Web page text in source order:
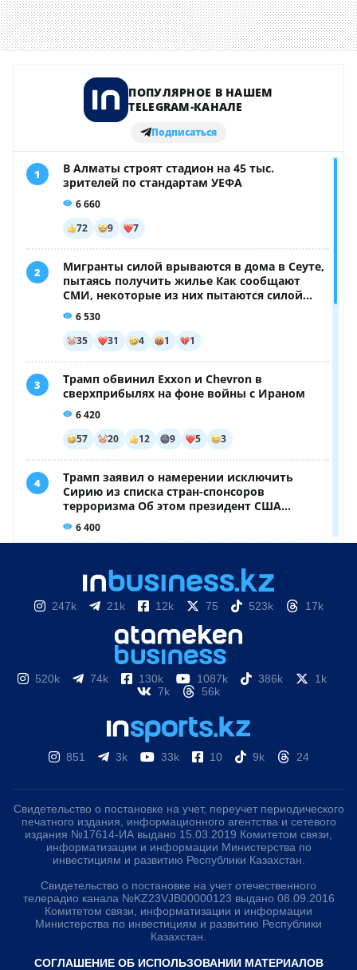
247k 21k 12k 75 523k 17k
520k 74k 130k 1087k 386k
1k
7k
56k
851 3k 33k 10 9k 24
Свидетельство о постановке на учет, переучет периодического
печатного издания, информационного агентства и сетевого
издания №17614-ИА выдано 15.03.2019 Комитетом связи,
информатизации и информации Министерства по
инвестициям и развитию Республики Казахстан.
Свидетельство о постановке на учет отечественного
телерадио канала №KZ23VJB00000123 выдано 08.09.2016
Комитетом связи, информатизации и информации
Министерства по инвестициям и развитию Республики
Казахстан.
СОГЛАШЕНИЕ ОБ ИСПОЛЬЗОВАНИИ МАТЕРИАЛОВ